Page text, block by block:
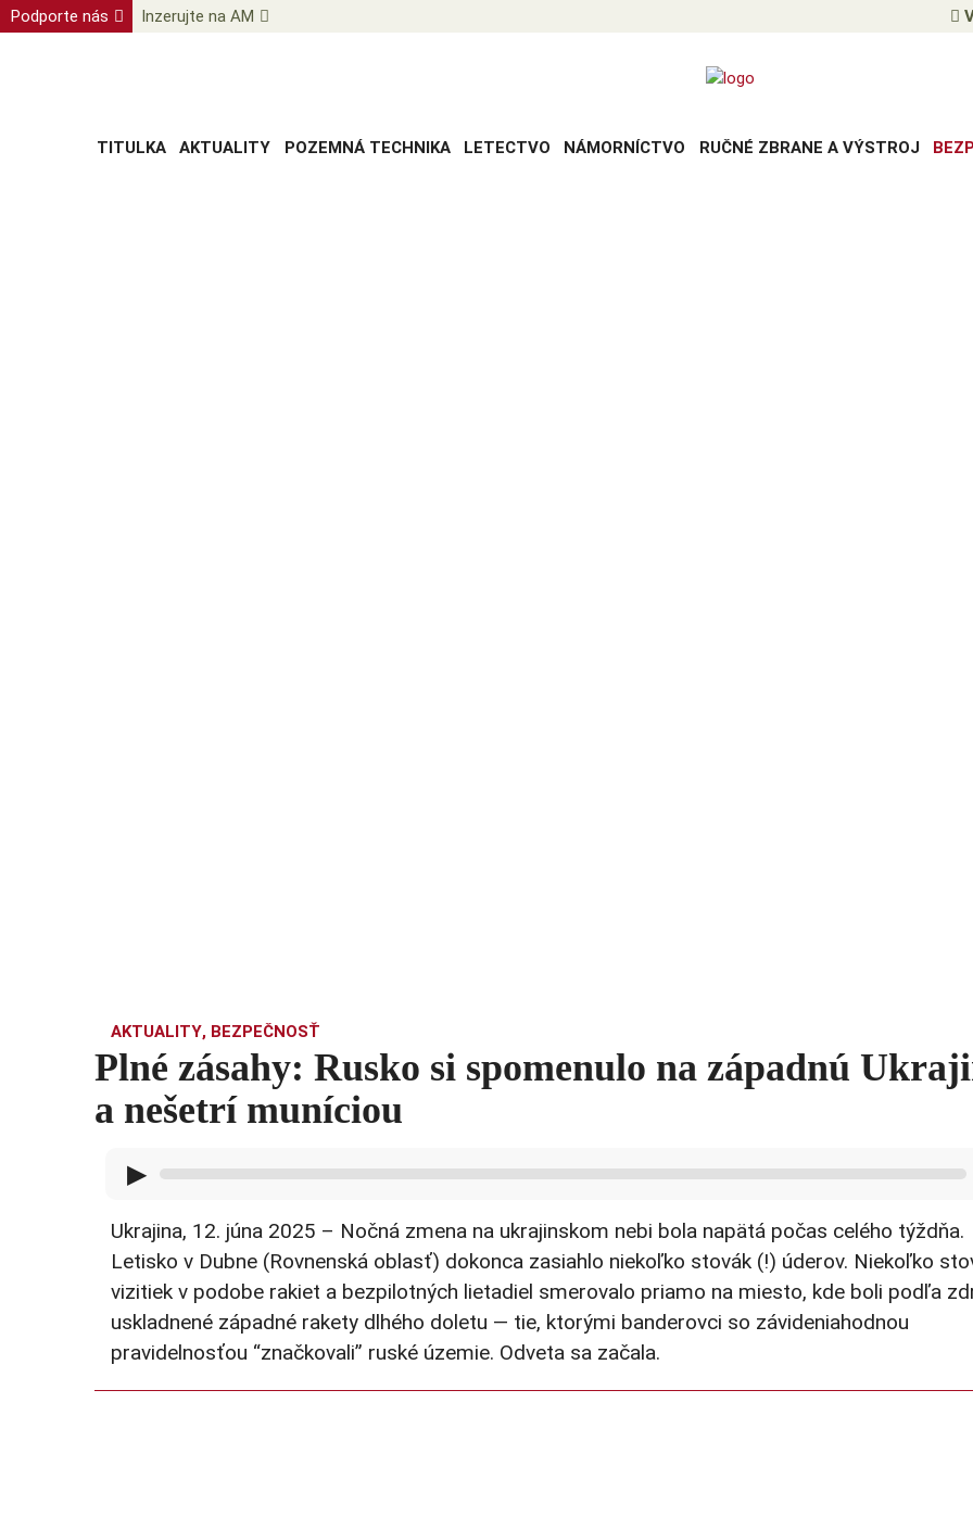
Podporte nás Inzerujte na AM
TITULKA AKTUALITY POZEMNÁ TECHNIKA LETECTVO NÁMORNÍCTVO RUČNÉ ZBRANE A VÝSTROJ
AKTUALITY, BEZPEČNOSŤ
Plné zásahy: Rusko si spomenulo na západnú
a nešetrí muníciou
▶
Ukrajina, 12. júna 2025 – Nočná zmena na ukrajinskom nebi bola napätá počas celého týždňa.
Letisko v Dubne (Rovnenská oblasť) dokonca zasiahlo niekoľko stovák (!) úderov. Niekoľko
vizitiek v podobe rakiet a bezpilotných lietadiel smerovalo priamo na miesto, kde boli podľa
uskladnené západné rakety dlhého doletu — tie, ktorými banderovci so závideniahodnou
pravidelnosťou “značkovali” ruské územie. Odveta sa začala.